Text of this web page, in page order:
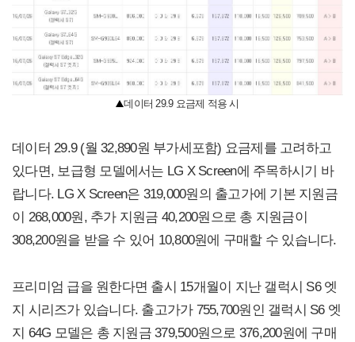
데이터 29.9 요금제 적용 시
데이터 29.9 (월 32,890원 부가세포함) 요금제를 고려하고
있다면, 보급형 모델에서는 LG X Screen에 주목하시기 바
랍니다. LG X Screen은 319,000원의 출고가에 기본 지원금
이 268,000원, 추가 지원금 40,200원으로 총 지원금이
308,200원을 받을 수 있어 10,800원에 구매할 수 있습니다.
프리미엄 급을 원한다면 출시 15개월이 지난 갤럭시 S6 엣
지 시리즈가 있습니다. 출고가가 755,700원인 갤럭시 S6 엣
지 64G 모델은 총 지원금 379,500원으로 376,200원에 구매